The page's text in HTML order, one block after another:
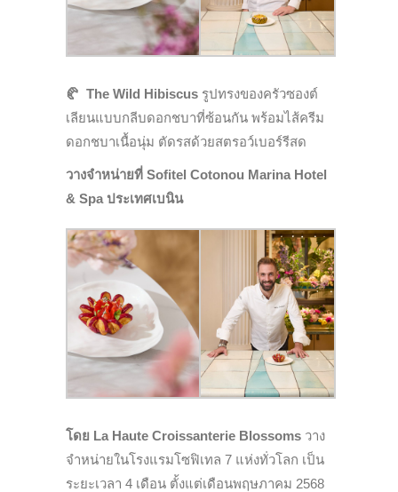
🥐 The Wild Hibiscus รูปทรงของครัวซองต์
เลียนแบบกลีบดอกชบาที่ซ้อนกัน พร้อมไส้ครีม
ดอกชบาเนื้อนุ่ม ตัดรสด้วยสตรอว์เบอร์รีสด
วางจำหน่ายที่ Sofitel Cotonou Marina Hotel
& Spa ประเทศเบนิน
โดย La Haute Croissanterie Blossoms วาง
จำหน่ายในโรงแรมโซฟิเทล 7 แห่งทั่วโลก เป็น
ระยะเวลา 4 เดือน ตั้งแต่เดือนพฤษภาคม 2568